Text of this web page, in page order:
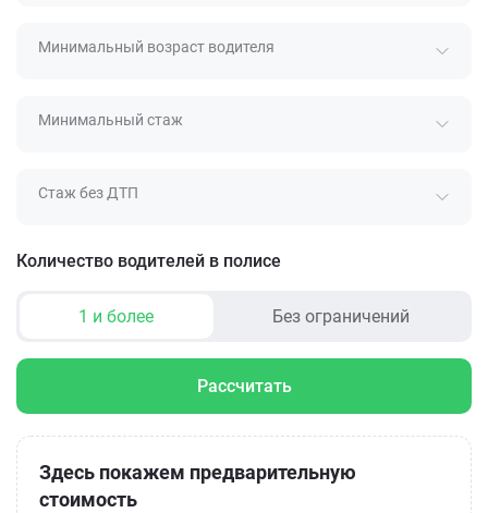
Минимальный возраст водителя
Минимальный стаж
Стаж без ДТП
Количество водителей в полисе
1 и более Без ограничений
Рассчитать
Здесь покажем предварительную
стоимость